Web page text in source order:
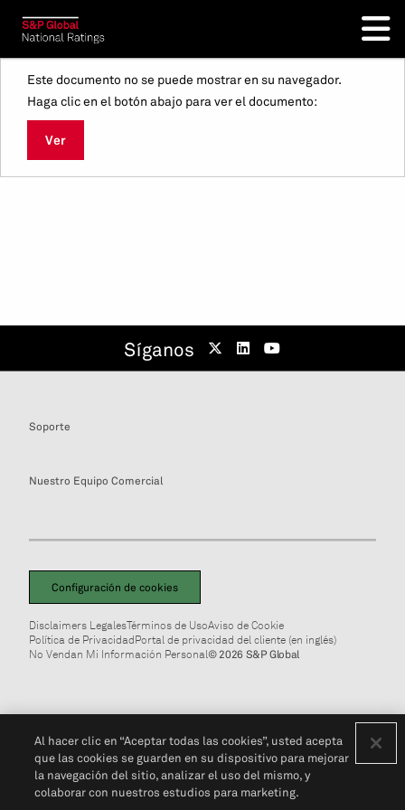
Este documento no se puede mostrar en su navegador.
Haga clic en el botón abajo para ver el documento:
Ver
Síganos
Soporte
Nuestro Equipo Comercial
Configuración de cookies
Disclaimers LegalesTérminos de UsoAviso de Cookie
Política de PrivacidadPortal de privacidad del cliente (en inglés)
No Vendan Mi Información Personal© 2026 S&P Global
Al hacer clic en “Aceptar todas las cookies”, usted acepta
que las cookies se guarden en su dispositivo para mejorar
la navegación del sitio, analizar el uso del mismo, y
colaborar con nuestros estudios para marketing.